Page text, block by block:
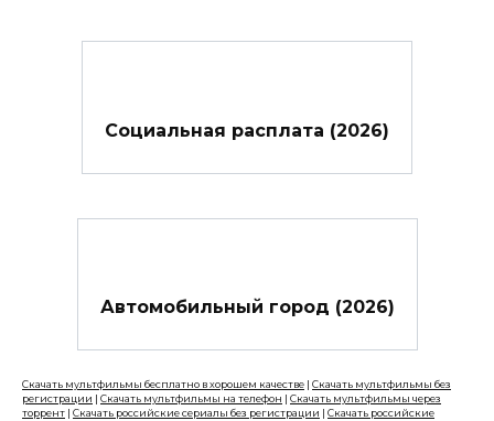
Социальная расплата (2026)
Автомобильный город (2026)
Скачать мультфильмы бесплатно в хорошем качестве | Скачать мультфильмы без
регистрации | Скачать мультфильмы на телефон | Скачать мультфильмы через
торрент | Скачать российские сериалы без регистрации | Скачать российские